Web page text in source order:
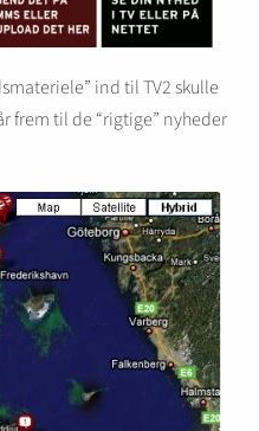
ind til TV2 skulle
frem til de “rigtige” nyheder